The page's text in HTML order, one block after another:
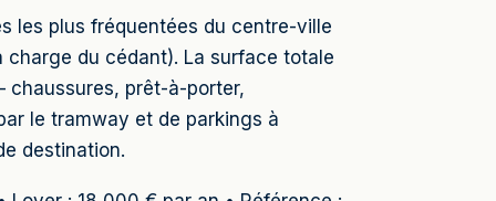
les plus fréquentées du centre-ville
du cédant). La surface totale
chaussures, prêt-à-porter,
le tramway et de parkings à
destination.